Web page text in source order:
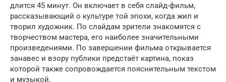
длится 45 минут. Он включает в себя слайд-фильм,
рассказывающий о культуре той эпохи, когда жил и
творил художник. По слайдам зрители знакомятся с
творчеством мастера, его наиболее значительными
произведениями. По завершении фильма открывается
занавес и взору публики предстаёт картина, показ
которой также сопровождается пояснительным текстом
и музыкой.